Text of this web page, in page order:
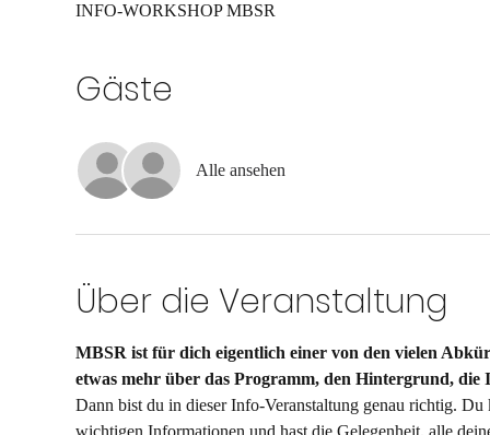
INFO-WORKSHOP MBSR
Gäste
Alle ansehen
Über die Veranstaltung
MBSR ist für dich eigentlich einer von den vielen
etwas mehr über das Programm, den Hintergrund,
Dann bist du in dieser Info-Veranstaltung genau richtig.
wichtigen Informationen und hast die Gelegenheit, alle